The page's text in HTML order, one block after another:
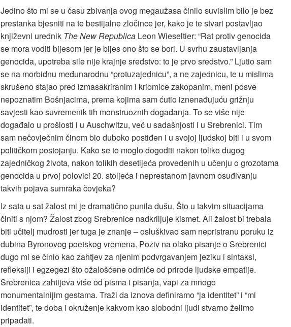
Jedino što mi se u času zbivanja ovog megaužasa činilo suvislim bilo je bez
prestanka bjesniti na te bestijalne zločince jer, kako je te stvari postavljao
književni urednik The New Republica Leon Wieseltier: “Rat protiv genocida
se mora voditi bijesom jer je bijes ono što se bori. U svrhu zaustavljanja
genocida, upotreba sile nije krajnje sredstvo: to je prvo sredstvo.” Ljutio sam
se na morbidnu međunarodnu “protuzajednicu”, a ne zajednicu, te u mislima
skrušeno stajao pred izmasakriranim i kriomice zakopanim, meni posve
nepoznatim Bošnjacima, prema kojima sam ćutio iznenađujuću grižnju
savjesti kao suvremenik tih monstruoznih događanja. To se više nije
događalo u prošlosti i u Auschwitzu, već u sadašnjosti i u Srebrenici. Tim
sam nečovječnim činom bio duboko postiđen i u svojoj ljudskoj biti i u svom
političkom postojanju. Kako se to moglo dogoditi nakon toliko dugog
zajedničkog života, nakon tolikih desetljeća provedenih u učenju o grozotama
genocida u prvoj polovici 20. stoljeća i neprestanom javnom osuđivanju
takvih pojava sumraka čovjeka?
Iz sata u sat žalost mi je dramatično punila dušu. Što u takvim situacijama
činiti s njom? Žalost zbog Srebrenice nadkriljuje kismet. Ali žalost bi trebala
biti učitelj mudrosti jer tuga je znanje – osluškivao sam nepristranu poruku iz
dubina Byronovog poetskog vremena. Poziv na olako pisanje o Srebrenici
dugo mi se činio kao zahtjev za njenim podvrgavanjem jeziku i sintaksi,
refleksiji i egzegezi što ožalošćene odmiče od prirode ljudske empa­tije.
Srebrenica zahtijeva više od pisma i pisanja, vapi za mnogo
monumentalnijim gestama. Traži da iznova definiramo “ja identitet” i “mi
identitet”, te doba i okruženje kakvom kao slobodni ljudi stvarno želimo
pripadati.